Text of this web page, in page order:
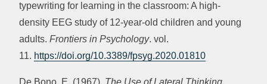
typewriting for learning in the classroom: A high-
density EEG study of 12-year-old children and young
adults. Frontiers in Psychology. vol.
11. https://doi.org/10.3389/fpsyg.2020.01810